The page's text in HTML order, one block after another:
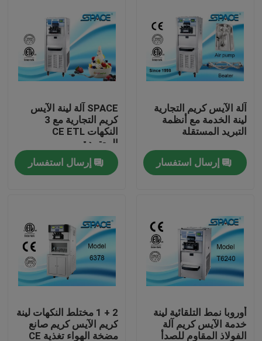
الصفحة الرئيسية
معلومات عنا
جولة في المعمل
مراقبة الجودة
آلة الآيس كريم التجارية
لينة الخدمة مع أنظمة
التبريد المستقلة
إرسال استفسار
SPACE آلة لينة الآيس
كريم التجارية مع 3
النكهات CE ETL
المعتمدة
إرسال استفسار
أوروبا نمط التلقائية لينة
خدمة الآيس كريم آلة
الفولاذ المقاوم للصدأ
2 + 1 مختلط النكهات لينة
كريم الآيس كريم صانع
مضخة الهواء تغذية CE